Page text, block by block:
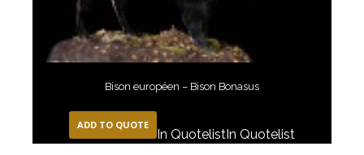
Bison européen – Bison Bonasus
ADD TO QUOTE
In QuotelistIn Quotelist